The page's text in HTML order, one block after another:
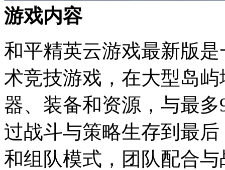
游戏内容
和平精英云游戏最新版
术竞技游戏，在大型岛
器、装备和资源，与最
过战斗与策略生存到最
和组队模式，团队配合